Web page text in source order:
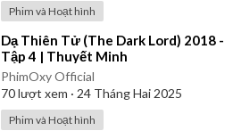
Phim và Hoạt hình
⁣Dạ Thiên Tử (The Dark Lord) 2018 -
Tập 4 | Thuyết Minh
PhimOxy Official
70lượt xem · 24 Tháng Hai 2025
Phim và Hoạt hình